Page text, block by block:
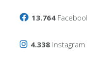
13.764
4.338